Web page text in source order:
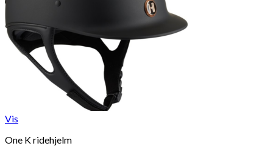
Vis
One K ridehjelm